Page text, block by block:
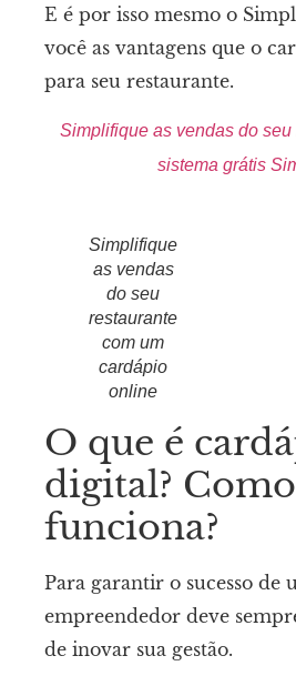
E é por isso mesmo o
você as vantagens que o
para seu restaurante.
Simplifique as vendas do seu
sistema grátis
Simplifique
as vendas
do seu
restaurante
com um
cardápio
online
O que é
digital? Como
funciona?
Para garantir o sucesso de
empreendedor deve
de inovar sua gestão.